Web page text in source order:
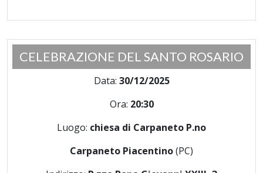
CELEBRAZIONE DEL SANTO ROSARIO
Data: 30/12/2025
Ora: 20:30
Luogo: chiesa di Carpaneto P.no
Carpaneto Piacentino(PC)